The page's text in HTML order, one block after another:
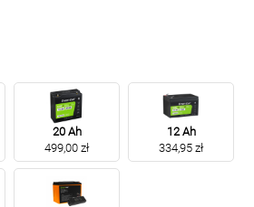
20 Ah
499,00 zł
12 Ah
334,95 zł